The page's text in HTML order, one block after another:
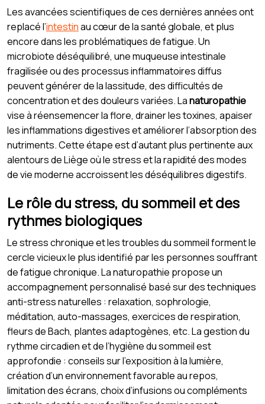
Les avancées scientifiques de ces dernières années ont
replacé l’intestinau cœur de la santé globale, et plus
encore dans les problématiques de fatigue. Un
microbiote déséquilibré, une muqueuse intestinale
fragilisée ou des processus inflammatoires diffus
peuvent générer de la lassitude, des difficultés de
concentration et des douleurs variées. Lanaturopathie
vise à réensemencer la flore, drainer les toxines, apaiser
les inflammations digestives et améliorer l’absorption des
nutriments. Cette étape est d’autant plus pertinente aux
alentours de Liège où le stress et la rapidité des modes
de vie moderne accroissent les déséquilibres digestifs.
Le rôle du stress, du sommeil et des
rythmes biologiques
Le stress chronique et les troubles du sommeil forment le
cercle vicieux le plus identifié par les personnes souffrant
de fatigue chronique. La naturopathie propose un
accompagnement personnalisé basé sur des techniques
anti-stress naturelles : relaxation, sophrologie,
méditation, auto-massages, exercices de respiration,
fleurs de Bach, plantes adaptogènes, etc. La gestion du
rythme circadien et de l’hygiène du sommeil est
approfondie : conseils sur l’exposition à la lumière,
création d’un environnement favorable au repos,
limitation des écrans, choix d’infusions ou compléments